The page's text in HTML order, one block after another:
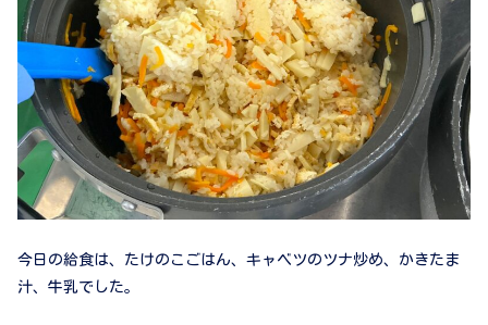
今日の給食は、たけのこごはん、キャベツのツナ炒め、かきたま
汁、牛乳でした。